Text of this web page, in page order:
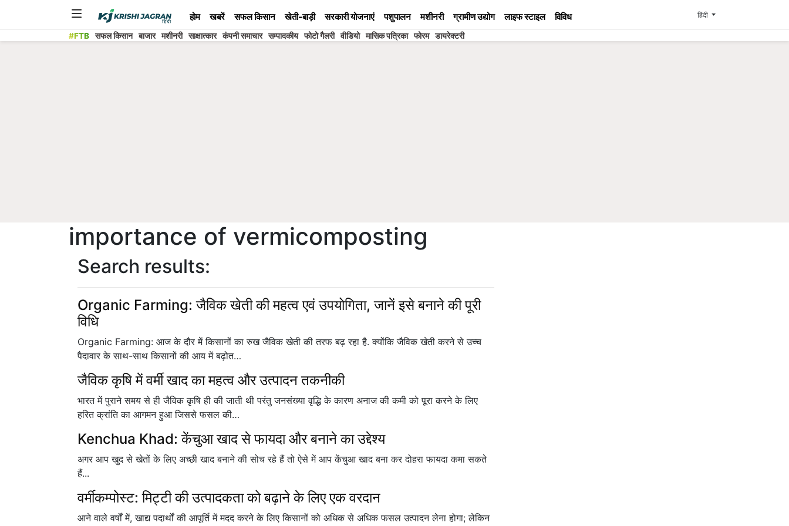
होम खबरें सफल किसान खेती-बाड़ी सरकारी योजनाएं पशुपालन मशीनरी ग्रामीण उद्योग लाइफ स्टाइल विविध हिंदी
#FTB सफल किसान बाजार मशीनरी साक्षात्कार कंपनी समाचार सम्पादकीय फोटो गैलरी वीडियो मासिक पत्रिका फोरम डायरेक्टरी
importance of vermicomposting
Search results:
Organic Farming: जैविक खेती की महत्व एवं उपयोगिता, जानें इसे बनाने की पूरी
विधि
Organic Farming: आज के दौर में किसानों का रुख जैविक खेती की तरफ बढ़ रहा है. क्योंकि जैविक खेती करने से उच्च
पैदावार के साथ-साथ किसानों की आय में बढ़ोत…
जैविक कृषि में वर्मी खाद का महत्व और उत्पादन तकनीकी
भारत में पुराने समय से ही जैविक कृषि ही की जाती थी परंतु जनसंख्या वृद्धि के कारण अनाज की कमी को पूरा करने के लिए
हरित क्रांति का आगमन हुआ जिससे फसल की…
Kenchua Khad: केंचुआ खाद से फायदा और बनाने का उद्देश्य
अगर आप खुद से खेतों के लिए अच्छी खाद बनाने की सोच रहे हैं तो ऐसे में आप केंचुआ खाद बना कर दोहरा फायदा कमा सकते
हैं...
वर्मीकम्पोस्ट: मिट्टी की उत्पादकता को बढ़ाने के लिए एक वरदान
आने वाले वर्षों में, खाद्य पदार्थों की आपूर्ति में मदद करने के लिए किसानों को अधिक से अधिक फसल उत्पादन लेना होगा; लेकिन